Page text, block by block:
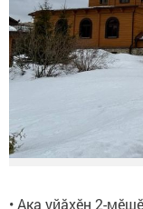
• Ака уйăхӗн 2-